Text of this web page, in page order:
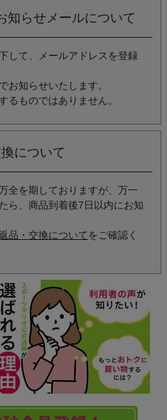
知らせメールについて
して、メールアドレスを登録
お知らせいたします。
るものではありません。
について
全を期しておりますが、万一
ら、商品到着後7日以内にお知
品・交換について をご確認く